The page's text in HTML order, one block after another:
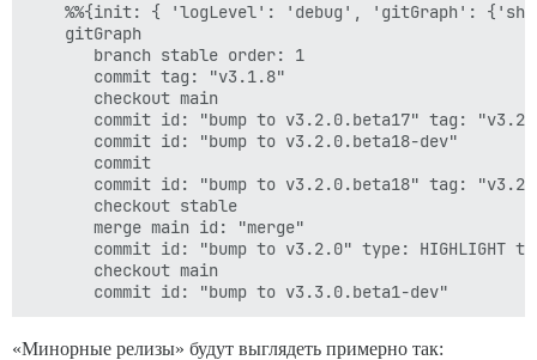
%%{init: { 'logLevel': 'debug', 'gitGraph':
    gitGraph
       branch stable order: 1
       commit tag: "v3.1.8"
       checkout main
commit id: "bump to v3.2.0.beta17" tag:
       commit id: "bump to v3.2.0.beta18-dev"
       commit
commit id: "bump to v3.2.0.beta18" tag:
       checkout stable
       merge main id: "merge"
commit id: "bump to v3.2.0" type: HIGHLIGHT
       checkout main
«Минорные релизы» будут выглядеть примерно так: